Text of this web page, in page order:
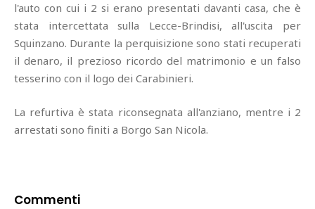
l'auto con cui i 2 si erano presentati davanti casa, che è
stata intercettata sulla Lecce-Brindisi, all'uscita per
Squinzano. Durante la perquisizione sono stati recuperati
il denaro, il prezioso ricordo del matrimonio e un falso
tesserino con il logo dei Carabinieri.
La refurtiva è stata riconsegnata all'anziano, mentre i 2
arrestati sono finiti a Borgo San Nicola.
Commenti